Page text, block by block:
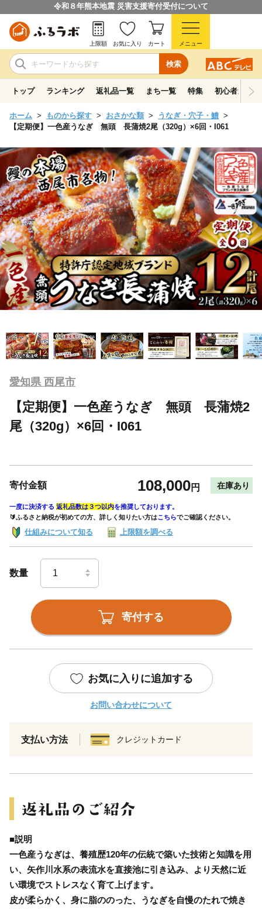
令和８年熊本地震 災害支援寄付受付について
検索
上限額 お気に入り カート メニュー
トップ ランキング 返礼品一覧 まち一覧 特集 初心者ガイド
ホーム ものから探す おさかな類
うなぎ・穴子・鱧
【定期便】一色産うなぎ 無頭 長蒲焼2尾（320g）×6回・I061
愛知県 西尾市
【定期便】一色産うなぎ 無頭 長蒲焼2
尾（320g）×6回・I061
寄付金額 108,000円 在庫あり
一度に決済する 返礼品数は３つ以内を推奨しております。
🔰ふるさと納税が初めての方、詳しく知りたい方はこちらでご確認ください。
仕組みについて知る 上限額を調べる
数量
寄付する
お気に入りに追加する
お問い合わせについて
支払い方法 クレジットカード
■説明
一色産うなぎは、養殖歴120年の伝統で築いた技術と知識を用
い、矢作川水系の表流水を直接池に引き込み、より天然に近
い環境でストレスなく育て上げます。
皮が柔らかく、身に脂ののった、うなぎを自慢のたれで焼き